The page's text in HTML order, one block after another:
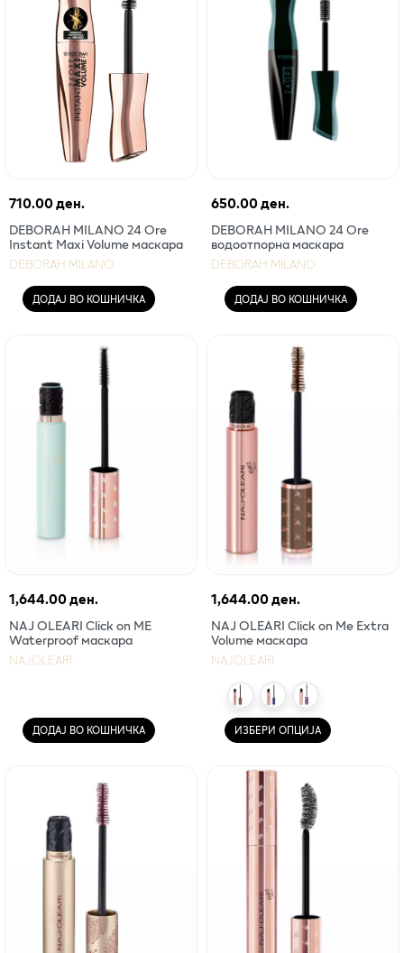
710.00 ден.
DEBORAH MILANO 24 Ore
Instant Maxi Volume маскара
DEBORAH MILANO
ДОДАЈ ВО КОШНИЧКА
650.00 ден.
DEBORAH MILANO 24 Ore
водоотпорна маскара
DEBORAH MILANO
ДОДАЈ ВО КОШНИЧКА
1,644.00 ден.
NAJ OLEARI Click on ME
Waterproof маскара
NAJOLEARI
ДОДАЈ ВО КОШНИЧКА
1,644.00 ден.
NAJ OLEARI Click on Me Extra
Volume маскара
NAJOLEARI
ИЗБЕРИ ОПЦИЈА